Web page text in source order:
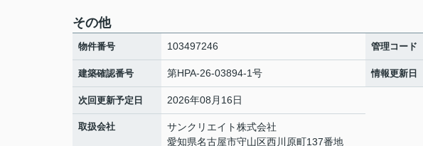
その他
物件番号 103497246 管理コード
建築確認番号 第HPA-26-03894-1号 情報更新日
次回更新予定日 2026年08月16日
取扱会社
サンクリエイト株式会社
愛知県名古屋市守山区西川原町137番地